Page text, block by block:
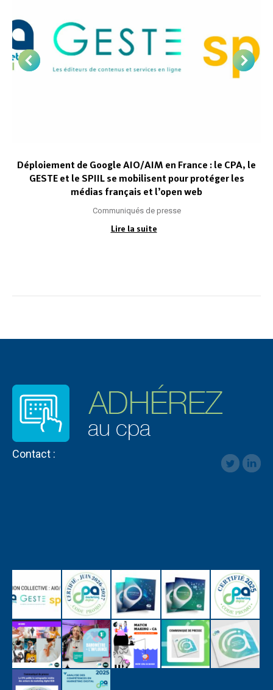
Déploiement de Google AIO/AIM en France : le CPA, le
GESTE et le SPIIL se mobilisent pour protéger les
médias français et l’open web
Communiqués de presse
Lire la suite
Contact :